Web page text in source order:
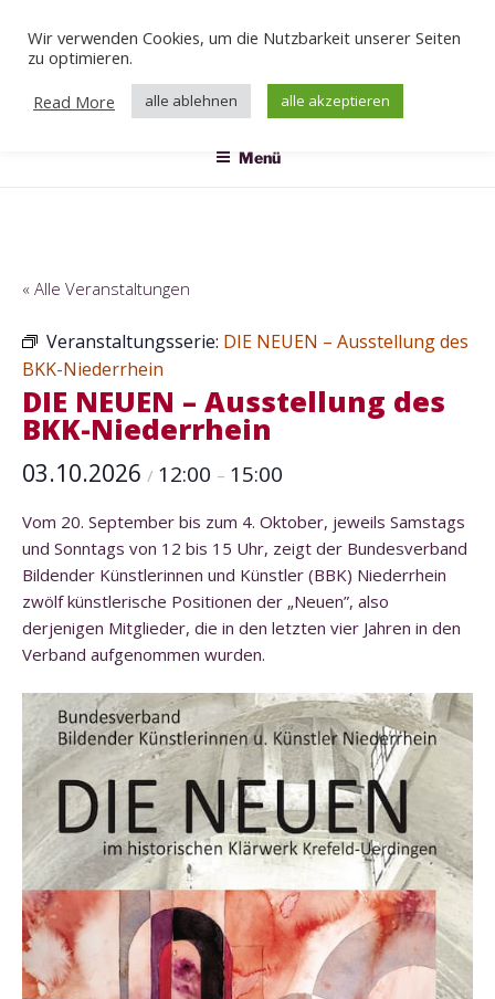
Inhalt
springen
Veranstaltungen
Das Klärwerk
Menü
« Alle Veranstaltungen
Veranstaltungsserie: DIE NEUEN – Ausstellung des
BKK-Niederrhein
DIE NEUEN – Ausstellung des
BKK-Niederrhein
03.10.2026 / 12:00 – 15:00
Vom 20. September bis zum 4. Oktober, jeweils Samstags
und Sonntags von 12 bis 15 Uhr, zeigt der Bundesverband
Bildender Künstlerinnen und Künstler (BBK) Niederrhein
zwölf künstlerische Positionen der „Neuen”, also
derjenigen Mitglieder, die in den letzten vier Jahren in den
Verband aufgenommen wurden.
Wir verwenden Cookies, um die Nutzbarkeit unserer Seiten
zu optimieren.
Read More
alle ablehnen alle akzeptieren